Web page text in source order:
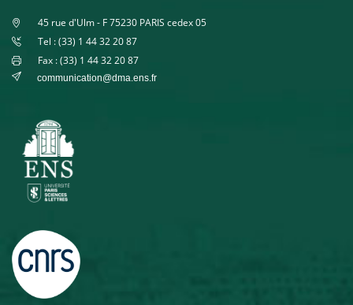
45 rue d'Ulm - F 75230 PARIS cedex 05
Tel : (33) 1 44 32 20 87
Fax : (33) 1 44 32 20 87
communication@dma.ens.fr